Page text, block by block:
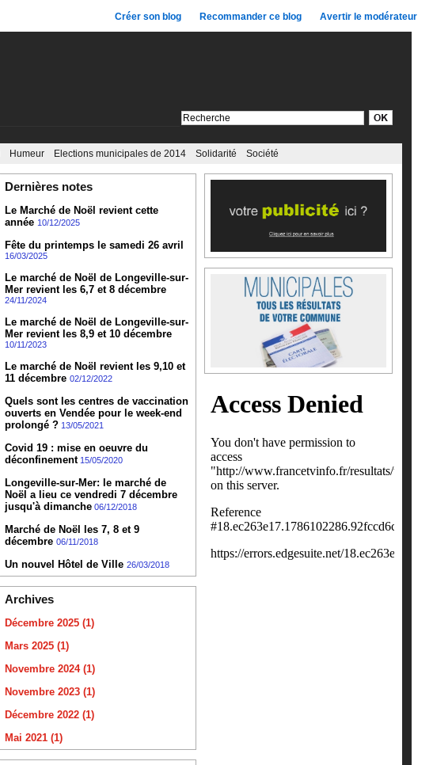
Créer son blog Recommander ce blog Avertir le modérateur
Humeur Elections municipales de 2014 Solidarité Société
Dernières notes
Le Marché de Noël revient cette
année 10/12/2025
Fête du printemps le samedi 26 avril
16/03/2025
Le marché de Noël de Longeville-sur-
Mer revient les 6,7 et 8 décembre
24/11/2024
Le marché de Noël de Longeville-sur-
Mer revient les 8,9 et 10 décembre
10/11/2023
Le marché de Noël revient les 9,10 et
11 décembre 02/12/2022
Quels sont les centres de vaccination
ouverts en Vendée pour le week-end
prolongé ? 13/05/2021
Covid 19 : mise en oeuvre du
déconfinement 15/05/2020
Longeville-sur-Mer: le marché de
Noël a lieu ce vendredi 7 décembre
jusqu'à dimanche 06/12/2018
Marché de Noël les 7, 8 et 9
décembre 06/11/2018
Un nouvel Hôtel de Ville 26/03/2018
Archives
Décembre 2025 (1)
Mars 2025 (1)
Novembre 2024 (1)
Novembre 2023 (1)
Décembre 2022 (1)
Mai 2021 (1)